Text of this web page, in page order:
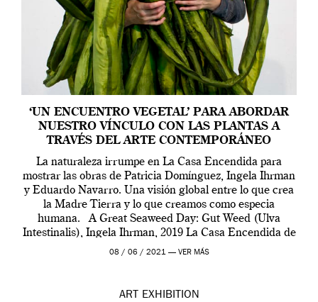
‘UN ENCUENTRO VEGETAL’ PARA ABORDAR
NUESTRO VÍNCULO CON LAS PLANTAS A
TRAVÉS DEL ARTE CONTEMPORÁNEO
La naturaleza irrumpe en La Casa Encendida para
mostrar las obras de Patricia Domínguez, Ingela Ihrman
y Eduardo Navarro. Una visión global entre lo que crea
la Madre Tierra y lo que creamos como especia
humana. A Great Seaweed Day: Gut Weed (Ulva
Intestinalis), Ingela Ihrman, 2019 La Casa Encendida de
Madrid y la Wellcome […]
08 / 06 / 2021 — VER MÁS
ART EXHIBITION